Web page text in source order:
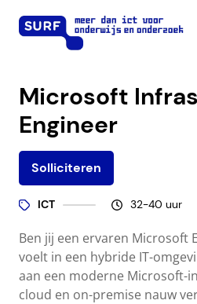
naar
Werken bij SURF
Microsoft
Engineer
Solliciteren
ICT 32-40 uur
Ben jij een ervaren Microsoft
voelt in een hybride IT-
aan een moderne Microsoft-
cloud en on-premise nauw